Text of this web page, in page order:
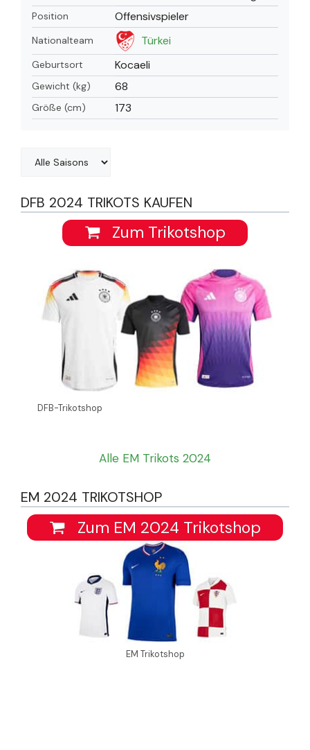
Position Offensivspieler
Nationalteam Türkei
Geburtsort Kocaeli
Gewicht (kg) 68
Größe (cm) 173
DFB 2024 TRIKOTS KAUFEN
Zum Trikotshop
DFB-Trikotshop
Alle EM Trikots 2024
EM 2024 TRIKOTSHOP
Zum EM 2024 Trikotshop
EM Trikotshop